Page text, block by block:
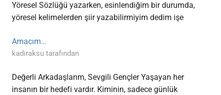
Yöresel Sözlüğü yazarken, esinlendiğim bir durumda,
yöresel kelimelerden şiir yazabilirmiyim dedim işe
Amacım…
kadiraksu tarafından
Değerli Arkadaşlarım, Sevgili Gençler Yaşayan her
insanın bir hedefi vardır. Kiminin, sadece günlük